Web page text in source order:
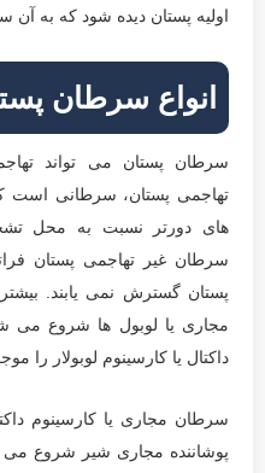
اولیه پستان دیده شود که به
انواع سرطان
سرطان پستان می تواند
تهاجمی پستان، سرطانی است
های دورتر نسبت به محل
سرطان غیر تهاجمی پستان
پستان گسترش نمی یابند.
مجاری یا لوبول ها شروع می
داکتال یا کارسینوم لوبولار را
سرطان مجاری یا کارسینوم
پوشاننده مجاری شیر شروع